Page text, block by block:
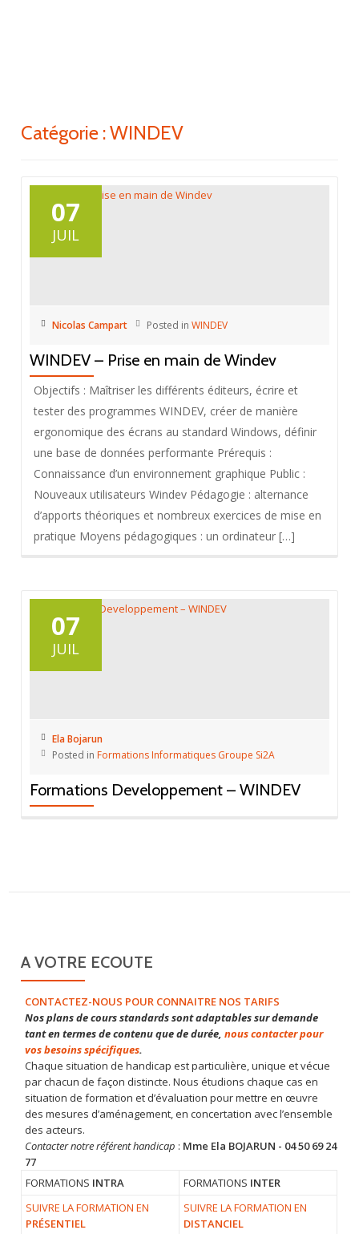
Catégorie : WINDEV
07
JUIL
Nicolas Campart Posted inWINDEV
WINDEV – Prise en main de Windev
Objectifs : Maîtriser les différents éditeurs, écrire et
tester des programmes WINDEV, créer de manière
ergonomique des écrans au standard Windows, définir
une base de données performante Prérequis :
Connaissance d’un environnement graphique Public :
Nouveaux utilisateurs Windev Pédagogie : alternance
d’apports théoriques et nombreux exercices de mise en
pratique Moyens pédagogiques : un ordinateur […]
07
JUIL
Ela Bojarun
Posted in Formations Informatiques Groupe Si2A
Formations Developpement – WINDEV
A VOTRE ECOUTE
CONTACTEZ-NOUS POUR CONNAITRE NOS TARIFS
Nos plans de cours standards sont adaptables sur demande
tant en termes de contenu que de durée,nous contacter pour
vos besoins spécifiques.
Chaque situation de handicap est particulière, unique et vécue
par chacun de façon distincte. Nous étudions chaque cas en
situation de formation et d’évaluation pour mettre en œuvre
des mesures d’aménagement, en concertation avec l’ensemble
des acteurs.
Contacter notre référent handicap : Mme Ela BOJARUN - 04 50 69 24
77
FORMATIONS INTRA FORMATIONS INTER
SUIVRE LA FORMATION EN
PRÉSENTIEL
SUIVRE LA FORMATION EN
DISTANCIEL